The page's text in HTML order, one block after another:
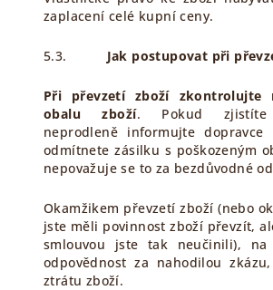
zaplacení celé kupní ceny.
5.3. Jak postupovat při
Při převzetí zboží zkontrolujte
obalu zboží. Pokud zjistíte
neprodleně informujte
odmítnete zásilku s poškozeným
nepovažuje se to za bezdůvodné
Okamžikem převzetí zboží (nebo
jste měli povinnost zboží převzít,
smlouvou jste tak neučinili), na
odpovědnost za nahodilou
ztrátu zboží.